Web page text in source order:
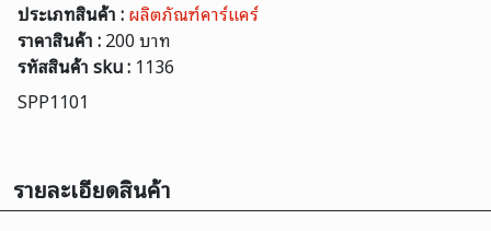
ประเภทสินค้า :ผลิตภัณฑ์คาร์แคร์
ราคาสินค้า :200 บาท
รหัสสินค้า sku : 1136
SPP1101
รายละเอียดสินค้า